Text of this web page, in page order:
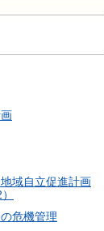
域自立促進計画
危機管理